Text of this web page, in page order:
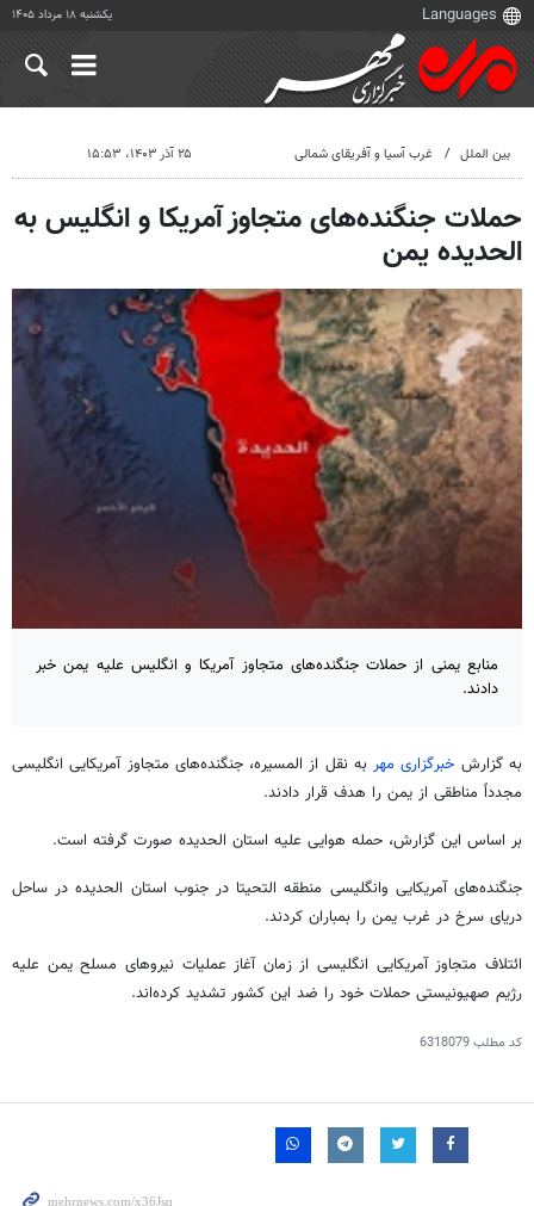
یکشنبه ۱۸ مرداد ۱۴۰۵
بین الملل غرب آسیا و آفریقای شمالی ۲۵ آذر ۱۴۰۳، ۱۵:۵۳
حملات جنگنده‌های متجاوز آمریکا و انگلیس به
الحدیده یمن
منابع یمنی از حملات جنگنده‌های متجاوز آمریکا و انگلیس علیه یمن خبر
دادند.
به گزارش خبرگزاری مهربه نقل از المسیره، جنگنده‌های متجاوز آمریکایی انگلیسی
مجدداً مناطقی از یمن را هدف قرار دادند.
بر اساس این گزارش، حمله هوایی علیه استان الحدیده صورت گرفته است.
جنگنده‌های آمریکایی وانگلیسی منطقه التحیتا در جنوب استان الحدیده در ساحل
دریای سرخ در غرب یمن را بمباران کردند.
ائتلاف متجاوز آمریکایی انگلیسی از زمان آغاز عملیات نیروهای مسلح یمن علیه
رژیم صهیونیستی حملات خود را ضد این کشور تشدید کرده‌اند.
کد مطلب6318079